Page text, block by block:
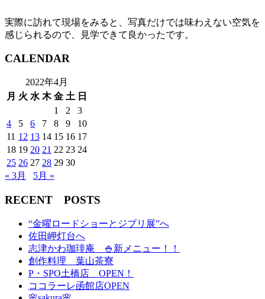
実際に訪れて現場をみると、写真だけでは味わえない空気を
感じられるので、見学できて良かったです。
CALENDAR
2022年4月
月 火 水 木 金 土 日
1
2
3
4
5 6 7 8 9
10
11 12 13 14 15 16 17
18 19 20 21 22 23 24
25 26 27 28 29 30
« 3月
5月 »
RECENT POSTS
“金曜ロードショーとジブリ展”へ
佐田岬灯台へ
志津かわ珈琲庵 🍚新メニュー！！
創作料理 葉山茶寮
P・SPO土橋店 OPEN！
ココラーレ函館店OPEN